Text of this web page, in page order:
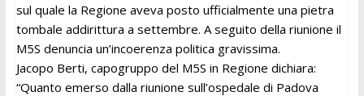
sul quale la Regione aveva posto ufficialmente una pietra
tombale addirittura a settembre. A seguito della riunione il
M5S denuncia un’incoerenza politica gravissima.
Jacopo Berti, capogruppo del M5S in Regione dichiara:
“Quanto emerso dalla riunione sull’ospedale di Padova